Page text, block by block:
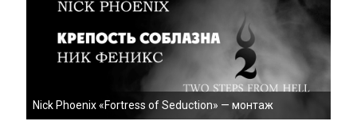
Nick Phoenix «Fortress of Seduction» — монтаж